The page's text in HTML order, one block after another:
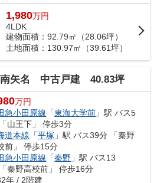
お気軽にお...
1,980万円
4LDK
建物面積：92.79㎡（28.06坪）
土地面積：130.97㎡（39.61坪）
南矢名 中古戸建 40.83坪
万円
急小田原線 「東海大学前 」駅 バス5
山王下」 停歩3分
道本線 「平塚 」駅 バス39分 「秦野
前」 停歩15分
急小田原線 「秦野 」駅 バス13
秦野高校前」 停歩16分
年 / 2階建